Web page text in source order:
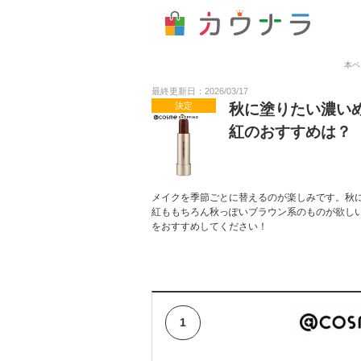
本
最終更新日：2026/03/17
決定
秋に塗りたい濃い
紅のおすすめは？
メイクを季節ごとに替えるのが楽しみです。
紅ももちろん秋っぽいブラウン系のものが欲
をおすすめしてください！
1